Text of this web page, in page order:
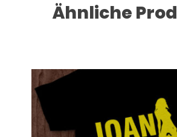
Ähnliche
Dieses Produkt weist mehrere Varianten auf. Die Optionen können auf der Produktseite gewählt werden